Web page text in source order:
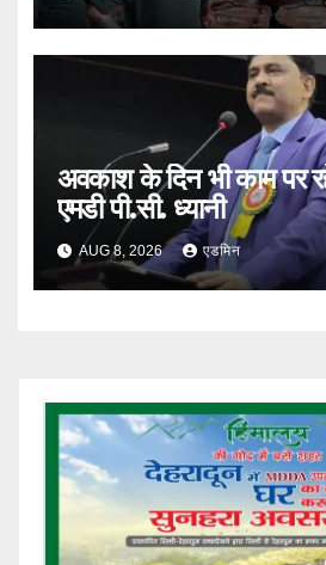
अवकाश के दिन भी काम पर
एमडी पी.सी. ध्यानी
AUG 8, 2026 एडमिन